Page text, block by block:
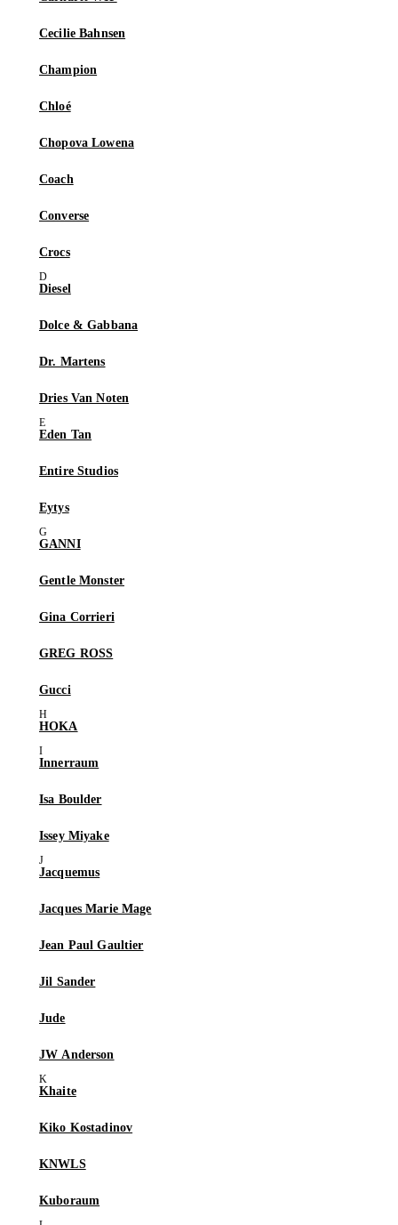
Cecilie Bahnsen
Champion
Chloé
Chopova Lowena
Coach
Converse
Crocs
Diesel
Dolce & Gabbana
Dr. Martens
Dries Van Noten
Eden Tan
Entire Studios
Eytys
GANNI
Gentle Monster
Gina Corrieri
GREG ROSS
Gucci
HOKA
Innerraum
Isa Boulder
Issey Miyake
Jacquemus
Jacques Marie Mage
Jean Paul Gaultier
Jil Sander
Jude
JW Anderson
Khaite
Kiko Kostadinov
KNWLS
Kuboraum